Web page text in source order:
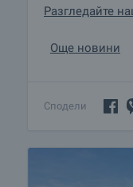
Разгледайте
Още новини
Сподели